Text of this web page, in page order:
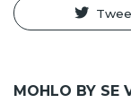
MOHLO BY SE